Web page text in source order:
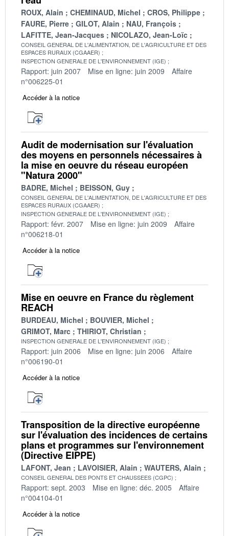
ROUX, Alain CHEMINAUD, Michel
CROS, Philippe
FAURE, Pierre
GILOT, Alain
NAU, François
LAFITTE, Jean-Jacques
NICOLAZO, Jean-Loïc
CONSEIL GENERAL DE L'ALIMENTATION, DE L'AGRICULTURE ET DES
ESPACES RURAUX (CGAAER)
INSPECTION GENERALE DE L'ENVIRONNEMENT (IGE)
Rapport: juin 2007 Mise en ligne: juin 2009
Affaire
n°006225-01
Accéder à la notice
Audit de modernisation sur l'évaluation
des moyens en personnels nécessaires à
la mise en oeuvre du réseau européen
"Natura 2000"
BADRE, Michel BEISSON, Guy
CONSEIL GENERAL DE L'ALIMENTATION, DE L'AGRICULTURE ET DES
ESPACES RURAUX (CGAAER)
INSPECTION GENERALE DE L'ENVIRONNEMENT (IGE)
Rapport: févr. 2007 Mise en ligne: juin 2009
Affaire
n°006218-01
Accéder à la notice
Mise en oeuvre en France du règlement
REACH
BURDEAU, Michel
BOUVIER, Michel
GRIMOT, Marc
THIRIOT, Christian
INSPECTION GENERALE DE L'ENVIRONNEMENT (IGE)
Rapport: juin 2006 Mise en ligne: juin 2006
Affaire
n°006190-01
Accéder à la notice
Transposition de la directive européenne
sur l'évaluation des incidences de certains
plans et programmes sur l'environnement
(Directive EIPPE)
LAFONT, Jean LAVOISIER, Alain WAUTERS, Alain
CONSEIL GENERAL DES PONTS ET CHAUSSEES (CGPC)
Rapport: sept. 2003 Mise en ligne: déc. 2005
Affaire
n°004104-01
Accéder à la notice